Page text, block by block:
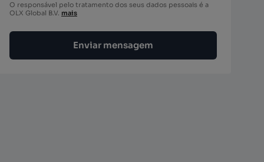
O responsável pelo tratamento dos seus dados pessoais é a
OLX Global B.V. mais
Enviar mensagem